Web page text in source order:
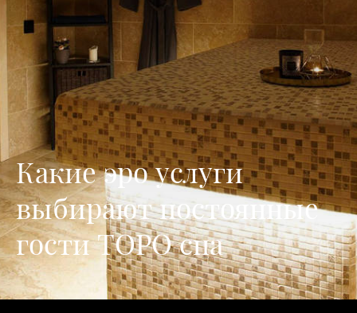
Какие эро услуги
выбирают постоянные
гости ТОРО спа